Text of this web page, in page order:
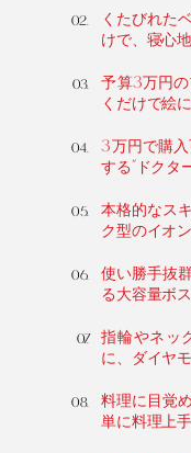
くたびれた
けで、寝心
予算3万円
くだけで絵
3万円で購
する“ドクタ
本格的なス
ク型のイオ
使い勝手抜
る大容量ボ
指輪やネッ
に、ダイヤ
料理に目覚
単に料理上